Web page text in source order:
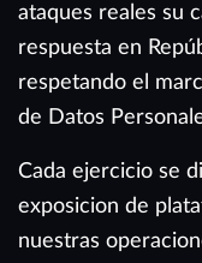
ataques reales su
respuesta en
respetando el
de Datos
Cada ejercicio se
exposicion de
nuestras